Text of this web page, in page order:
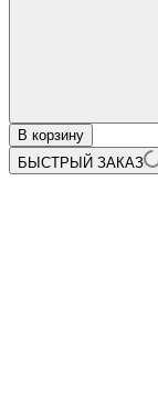
В корзину
БЫСТРЫЙ ЗАКАЗ